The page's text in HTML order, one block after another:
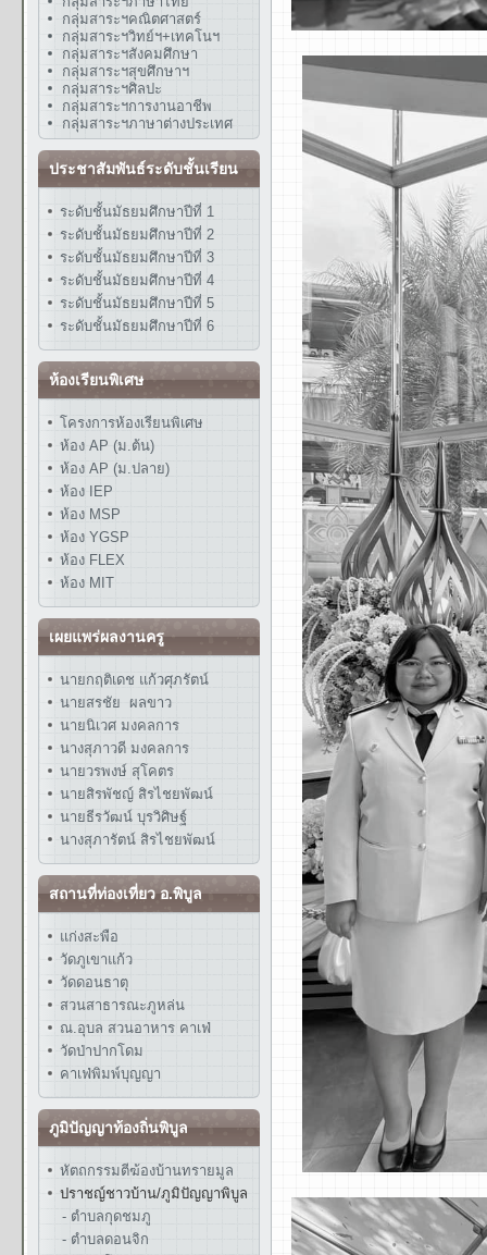
กลุ่มสาระฯคณิตศาสตร์
กลุ่มสาระฯวิทย์ฯ+เทคโนฯ
กลุ่มสาระฯสังคมศึกษา
กลุ่มสาระฯสุขศึกษาฯ
กลุ่มสาระฯศิลปะ
กลุ่มสาระฯการงานอาชีพ
กลุ่มสาระฯภาษาต่างประเทศ
ประชาสัมพันธ์ระดับชั้นเรียน
ระดับชั้นมัธยมศึกษาปีที่ 1
ระดับชั้นมัธยมศึกษาปีที่ 2
ระดับชั้นมัธยมศึกษาปีที่ 3
ระดับชั้นมัธยมศึกษาปีที่ 4
ระดับชั้นมัธยมศึกษาปีที่ 5
ระดับชั้นมัธยมศึกษาปีที่ 6
ห้องเรียนพิเศษ
โครงการห้องเรียนพิเศษ
ห้อง AP (ม.ต้น)
ห้อง AP (ม.ปลาย)
ห้อง IEP
ห้อง MSP
ห้อง YGSP
ห้อง FLEX
ห้อง MIT
เผยแพร่ผลงานครู
นายกฤติเดช แก้วศุภรัตน์
นายสรชัย ผลขาว
นายนิเวศ มงคลการ
นางสุภาวดี มงคลการ
นายวรพงษ์ สุโคตร
นายสิรพัชญ์ สิรไชยพัฒน์
นายธีรวัฒน์ บุรวิศิษฐ์
นางสุภารัตน์ สิรไชยพัฒน์
สถานที่ท่องเที่ยว อ.พิบูล
แก่งสะพือ
วัดภูเขาแก้ว
วัดดอนธาตุ
สวนสาธารณะภูหล่น
ณ.อุบล สวนอาหาร คาเฟ่
วัดป่าปากโดม
คาเฟ่พิมพ์บุญญา
ภูมิปัญญาท้องถิ่นพิบูล
หัตถกรรมตีฆ้องบ้านทรายมูล
ปราชญ์ชาวบ้าน/ภูมิปัญญาพิบูล
- ตำบลกุดชมภู
- ตำบลดอนจิก